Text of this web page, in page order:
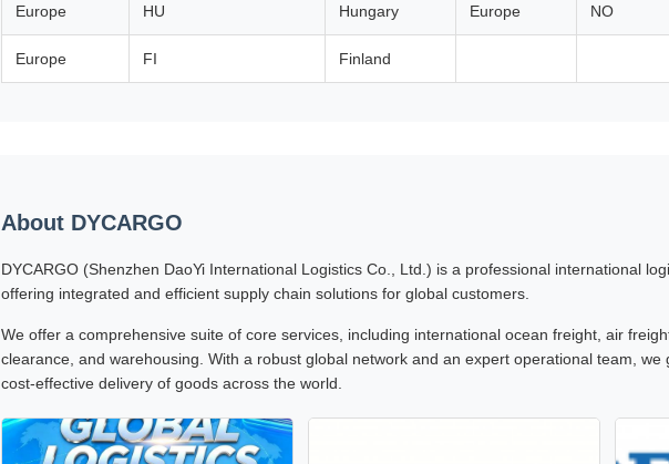
Europe HU Hungary Europe NO
Europe FI Finland
About DYCARGO
DYCARGO (Shenzhen DaoYi International Logistics Co., Ltd.) is a professional international
offering integrated and efficient supply chain solutions for global customers.
We offer a comprehensive suite of core services, including international ocean freight, air
clearance, and warehousing. With a robust global network and an expert operational team, we
cost-effective delivery of goods across the world.